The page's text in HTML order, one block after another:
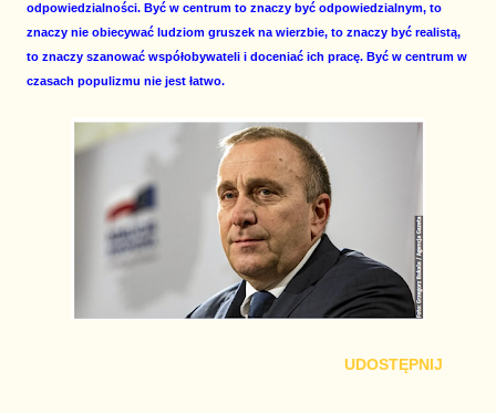
odpowiedzialności. Być w centrum to znaczy być odpowiedzialnym, to
znaczy nie obiecywać ludziom gruszek na wierzbie, to znaczy być realistą,
to znaczy szanować współobywateli i doceniać ich pracę. Być w centrum w
czasach populizmu nie jest łatwo.
UDOSTĘPNIJ